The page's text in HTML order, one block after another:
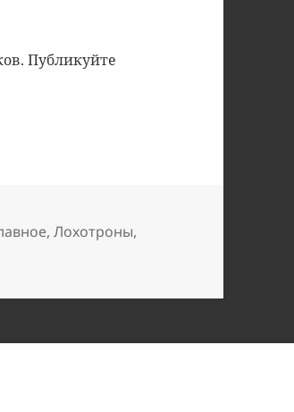
Публикуйте
,Лохотроны,